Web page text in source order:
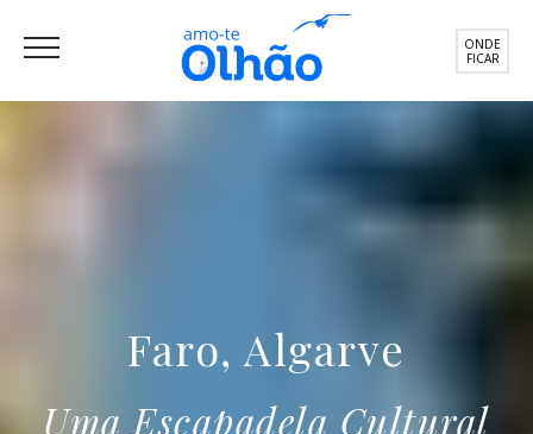
ONDE
FICAR
Faro, Algarve
Uma Escapadela Cultural